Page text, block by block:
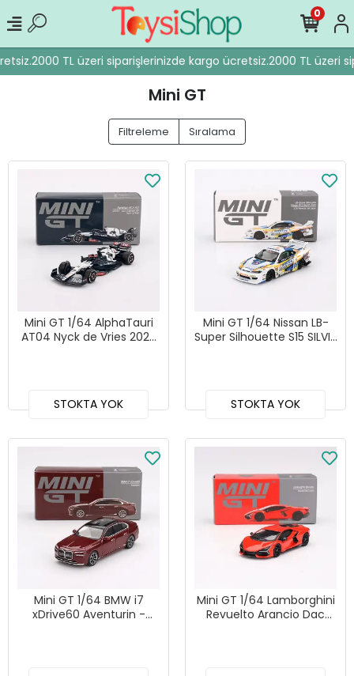
2000 TL üzeri siparişlerinizde kargo ücretsiz.2000 TL üzeri
0
Mini GT
Filtreleme Sıralama
Mini GT 1/64 AlphaTauri
AT04 Nyck de Vries 2023
STOKTA YOK
Mini GT 1/64 Nissan LB-
Super Silhouette S15 SILVIA
STOKTA YOK
Mini GT 1/64 BMW i7
xDrive60 Aventurin -
Mini GT 1/64 Lamborghini
Revuelto Arancio Dac